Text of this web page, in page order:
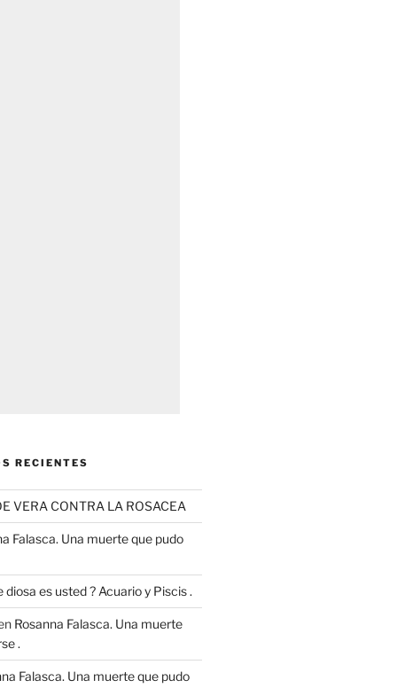
RECIENTES
VERA CONTRA LA ROSACEA
Falasca. Una muerte que pudo
diosa es usted ? Acuario y Piscis .
Rosanna Falasca. Una muerte
.
Falasca. Una muerte que pudo